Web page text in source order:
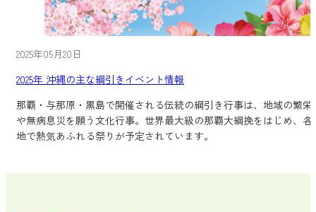
2025年05月20日
2025年 沖縄の主な綱引きイベント情報
那覇・与那原・黒島で開催される伝統の綱引き行事は、地域の繁栄
や無病息災を願う文化行事。世界最大級の那覇大綱挽をはじめ、各
地で熱気あふれる祭りが予定されています。